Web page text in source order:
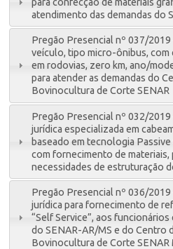
atendimento das demandas do
Pregão Presencial nº 037/2019
veículo, tipo micro-ônibus, com
em rodovias, zero km, ano/
para atender as demandas do
Bovinocultura de Corte SENAR
Pregão Presencial nº 032/
jurídica especializada em
baseado em tecnologia
com fornecimento de materiais,
necessidades de estruturação
Pregão Presencial nº 036/
jurídica para fornecimento de
“Self Service”, aos
do SENAR-AR/MS e do Centro
Bovinocultura de Corte SENAR